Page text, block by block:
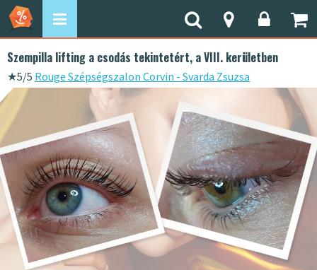
Szempilla lifting a csodás tekintetért, a VIII. kerületben
★5/5 Rouge Szépségszalon Corvin - Svarda Zsuzsa